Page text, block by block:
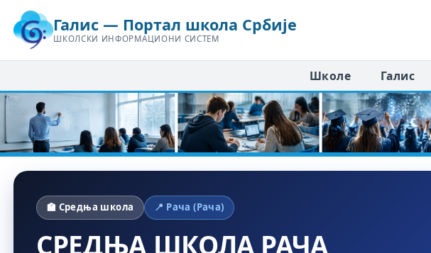
Галис — Портал школа Србије
ШКОЛСКИ ИНФОРМАЦИОНИ СИСТЕМ
Школе Галис
🏫 Средња школа 📍 Рача (Рача)
СРЕДЊА ШКОЛА РАЧА